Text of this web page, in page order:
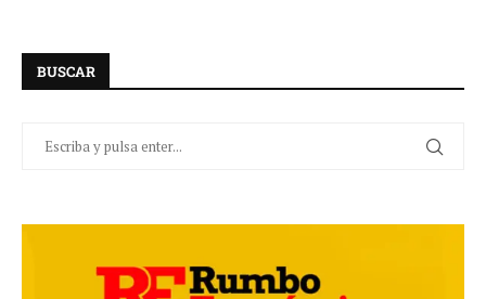
BUSCAR